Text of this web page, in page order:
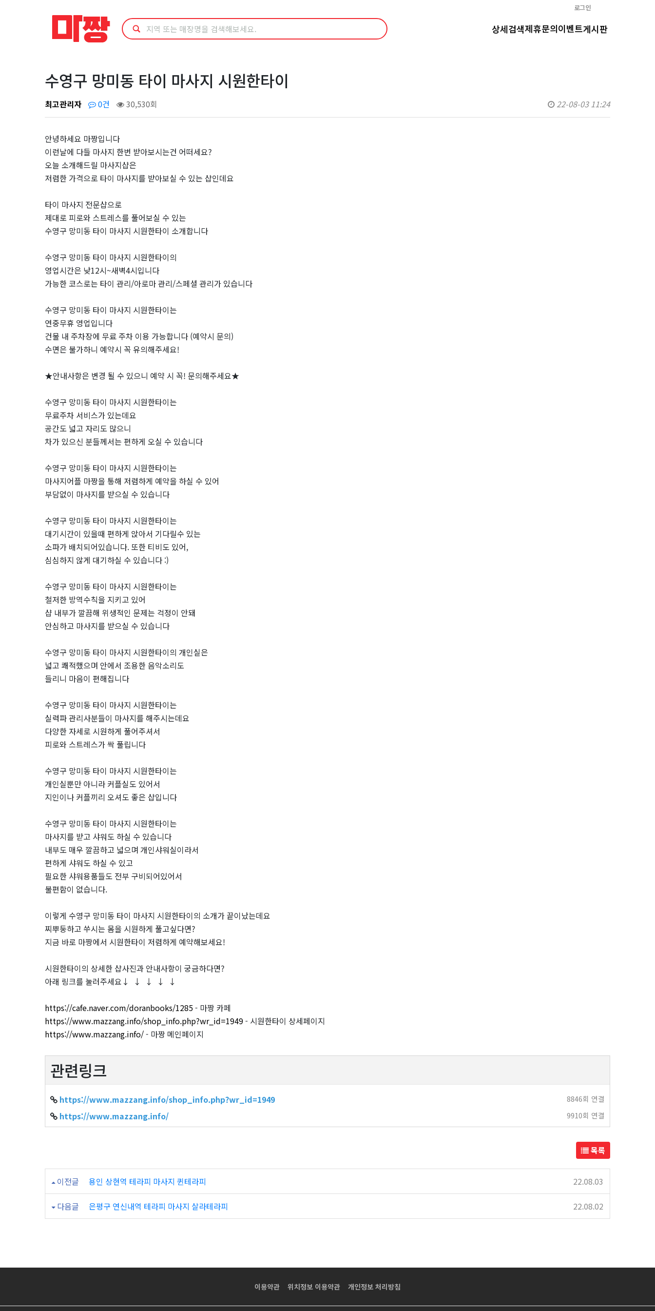
로그인
상세검색제휴문의이벤트게시판
수영구 망미동 타이 마사지 시원한타이
최고관리자 0건 30,530회 22-08-03 11:24
안녕하세요 마짱입니다
이런날에 다들 마사지 한번 받아보시는건 어떠세요?
오늘 소개해드릴 마사지샵은
저렴한 가격으로 타이 마사지를 받아보실 수 있는 샵인데요
타이 마사지 전문샵으로
제대로 피로와 스트레스를 풀어보실 수 있는
수영구 망미동 타이 마사지 시원한타이 소개합니다
수영구 망미동 타이 마사지 시원한타이의
영업시간은 낮12시~새벽4시입니다
가능한 코스로는 타이 관리/아로마 관리/스페셜 관리가 있습니다
수영구 망미동 타이 마사지 시원한타이는
연중무휴 영업입니다
건물 내 주차장에 무료 주차 이용 가능합니다 (예약시 문의)
수면은 불가하니 예약시 꼭 유의해주세요!
★안내사항은 변경 될 수 있으니 예약 시 꼭! 문의해주세요★
수영구 망미동 타이 마사지 시원한타이는
무료주차 서비스가 있는데요
공간도 넓고 자리도 많으니
차가 있으신 분들께서는 편하게 오실 수 있습니다
수영구 망미동 타이 마사지 시원한타이는
마사지어플 마짱을 통해 저렴하게 예약을 하실 수 있어
부담없이 마사지를 받으실 수 있습니다
수영구 망미동 타이 마사지 시원한타이는
대기시간이 있을때 편하게 앉아서 기다릴수 있는
소파가 배치되어있습니다. 또한 티비도 있어,
심심하지 않게 대기하실 수 있습니다 :)
수영구 망미동 타이 마사지 시원한타이는
철저한 방역수칙을 지키고 있어
샵 내부가 깔끔해 위생적인 문제는 걱정이 안돼
안심하고 마사지를 받으실 수 있습니다
수영구 망미동 타이 마사지 시원한타이의 개인실은
넓고 쾌적했으며 안에서 조용한 음악소리도
들리니 마음이 편해집니다
수영구 망미동 타이 마사지 시원한타이는
실력파 관리사분들이 마사지를 해주시는데요
다양한 자세로 시원하게 풀어주셔서
피로와 스트레스가 싹 풀립니다
수영구 망미동 타이 마사지 시원한타이는
개인실뿐만 아니라 커플실도 있어서
지인이나 커플끼리 오셔도 좋은 샵입니다
수영구 망미동 타이 마사지 시원한타이는
마사지를 받고 샤워도 하실 수 있습니다
내부도 매우 깔끔하고 넓으며 개인샤워실이라서
편하게 샤워도 하실 수 있고
필요한 샤워용품들도 전부 구비되어있어서
불편함이 없습니다.
이렇게 수영구 망미동 타이 마사지 시원한타이의 소개가 끝이났는데요
찌뿌둥하고 쑤시는 몸을 시원하게 풀고싶다면?
지금 바로 마짱에서 시원한타이 저렴하게 예약해보세요!
시원한타이의 상세한 샵사진과 안내사항이 궁금하다면?
아래 링크를 눌러주세요↓ ↓ ↓ ↓ ↓
https://cafe.naver.com/doranbooks/1285- 마짱 카페
https://www.mazzang.info/shop_info.php?wr_id=1949- 시원한타이 상세페이지
https://www.mazzang.info/- 마짱 메인페이지
관련링크
https://www.mazzang.info/shop_info.php?wr_id=1949 8846회 연결
https://www.mazzang.info/ 9910회 연결
목록
이전글 용인 상현역 테라피 마사지 퀸테라피 22.08.03
다음글 은평구 연신내역 테라피 마사지 살라테라피 22.08.02
이용약관 위치정보 이용약관 개인정보 처리방침